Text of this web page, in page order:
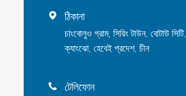
 ঠিকানা
চাংবোলুও গ্রাম, সিয়িং টাউন, বোটাউ সিটি,
ক্যাংঝো, হেবেই প্রদেশ, চীন
 টেলিফোন